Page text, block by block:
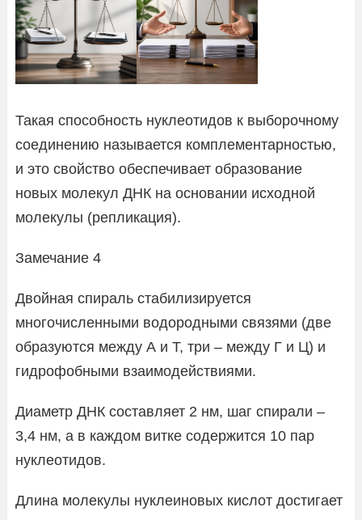
Такая способность нуклеотидов к выборочному
соединению называется комплементарностью,
и это свойство обеспечивает образование
новых молекул ДНК на основании исходной
молекулы (репликация).
Замечание 4
Двойная спираль стабилизируется
многочисленными водородными связями (две
образуются между А и Т, три – между Г и Ц) и
гидрофобными взаимодействиями.
Диаметр ДНК составляет 2 нм, шаг спирали –
3,4 нм, а в каждом витке содержится 10 пар
нуклеотидов.
Длина молекулы нуклеиновых кислот достигает